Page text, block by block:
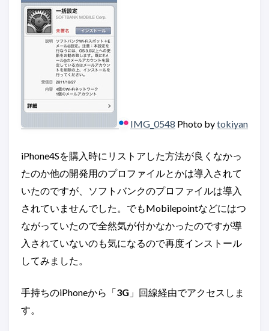
IMG_0548 Photo bytokiyan
iPhone4Sを購入時にリストアした方法が良くなかっ
たのか他の開発用のプロファイルとかは導入されて
いたのですが、ソフトバンクのプロファイルは導入
されていませんでした。でもMobilepointなどにはつ
ながっていたので全然気が付かなかったのですが導
入されていないのも気になるので再度インストール
してみました。
手持ちのiPhoneから「3G 」回線経由でアクセスしま
す。